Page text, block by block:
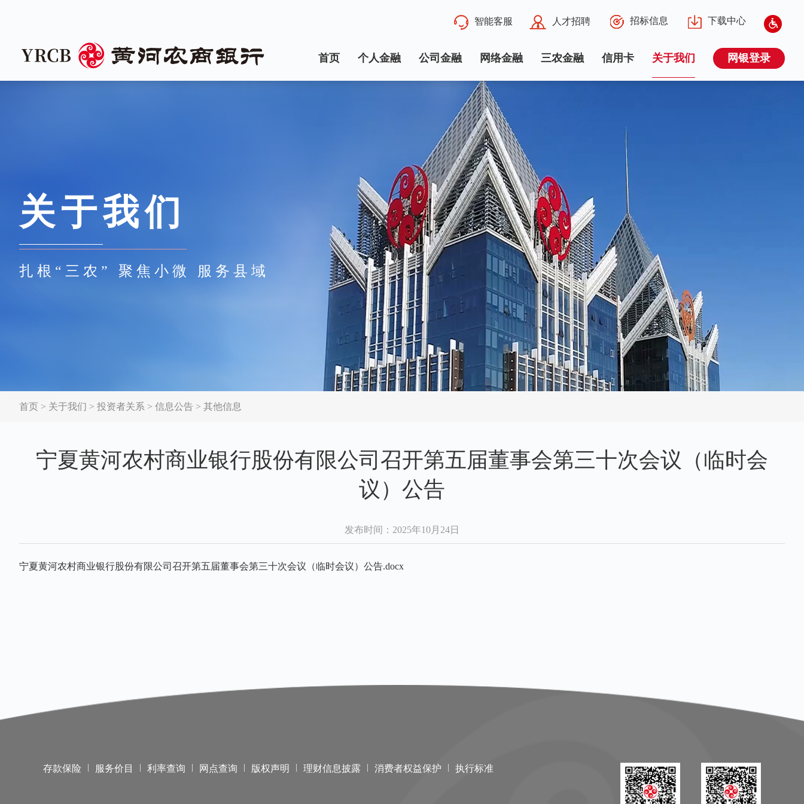
下载中心
招标信息
人才招聘
智能客服
首页 个人金融 公司金融 网络金融 三农金融 信用卡 关于我们 网银登录
关于我们
扎根“三农” 聚焦小微 服务县域
首页 > 关于我们 > 投资者关系 > 信息公告 > 其他信息
宁夏黄河农村商业银行股份有限公司召开第五届董事会第三十次会议（临时会
议）公告
发布时间 ：2025年10月24日
宁夏黄河农村商业银行股份有限公司召开第五届董事会第三十次会议（临时会议）公告.docx
存款保险 服务价目 利率查询 网点查询 版权声明 理财信息披露 消费者权益保护 执行标准